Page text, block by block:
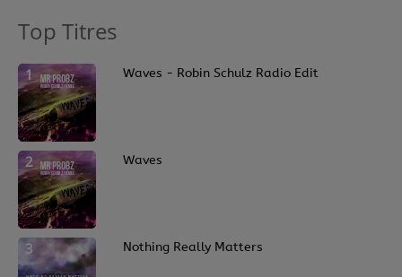
Régie Publicitaire
Fréquences
Recherche d'un titre
Top Titres
1 Waves - Robin Schulz Radio Edit
2 Waves
3 Nothing Really Matters